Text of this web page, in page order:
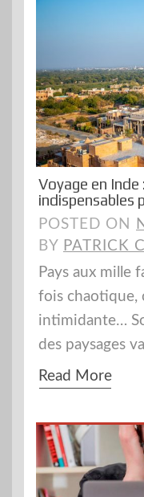
Voyage en Inde
indispensables
POSTED ON
BY PATRICK
Pays aux mille
fois chaotique,
intimidante…
des paysages
Read More